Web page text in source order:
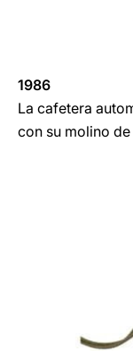
1986
La cafetera
con su molino